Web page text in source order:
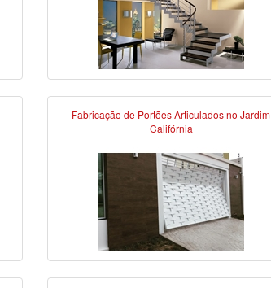
Fabricação de Portões Articulados no Jardim
Califórnia